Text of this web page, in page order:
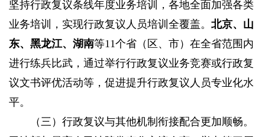
坚持行政复议条线年度业务培训，各地全面加强各类
业务培训，实现行政复议人员培训全覆盖。 北京、山
东、黑龙江、湖南等11个省（区、市）在全省范围内
进行练兵比武，通过举行行政复议业务竞赛或行政复
议文书评优活动等，促进提升行政复议人员专业化水
平。
（三）行政复议与其他机制衔接配合更加顺畅。